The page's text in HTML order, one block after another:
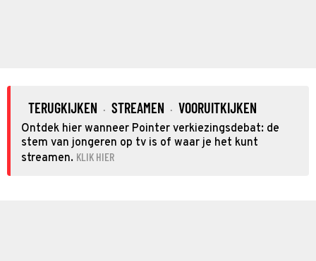
TERUGKIJKEN · STREAMEN · VOORUITKIJKEN
Ontdek hier wanneer Pointer verkiezingsdebat: de
stem van jongeren op tv is of waar je het kunt
streamen. KLIK HIER